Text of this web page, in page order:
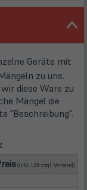
Geräte mit
zu uns.
diese Ware zu
Mängel die
"Beschreibung".
(inkl. USt zzgl. Versand)